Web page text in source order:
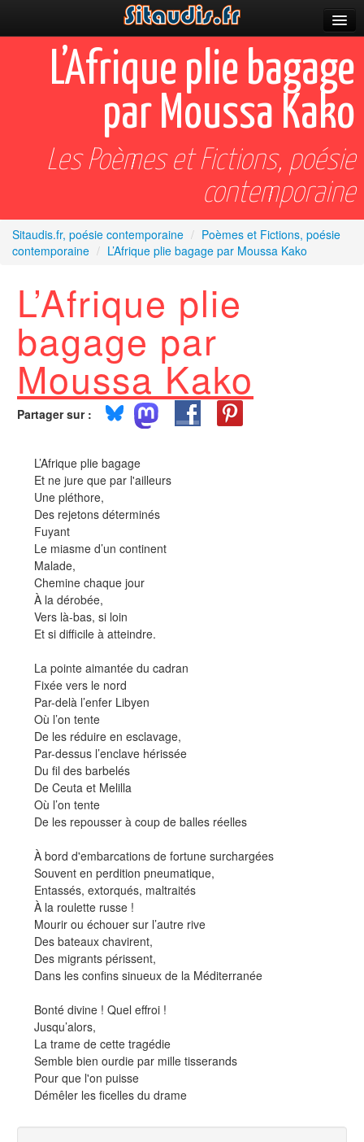
Parutions
Incitations
Poèmes et fictions
Apparitions
Célébrations
Prescriptions
Plus
L’Afrique plie bagage
par Moussa Kako
Les Poèmes et Fictions, poésie
contemporaine
Sitaudis.fr, poésie contemporaine / Poèmes et Fictions, poésie
contemporaine / L’Afrique plie bagage par Moussa Kako
L’Afrique plie
bagage par
Moussa Kako
Partager sur :
L’Afrique plie bagage
Et ne jure que par l'ailleurs
Une pléthore,
Des rejetons déterminés
Fuyant
Le miasme d’un continent
Malade,
Chemine chaque jour
À la dérobée,
Vers là-bas, si loin
Et si difficile à atteindre.
La pointe aimantée du cadran
Fixée vers le nord
Par-delà l’enfer Libyen
Où l’on tente
De les réduire en esclavage,
Par-dessus l’enclave hérissée
Du fil des barbelés
De Ceuta et Melilla
Où l’on tente
De les repousser à coup de balles réelles
À bord d'embarcations de fortune surchargées
Souvent en perdition pneumatique,
Entassés, extorqués, maltraités
À la roulette russe !
Mourir ou échouer sur l’autre rive
Des bateaux chavirent,
Des migrants périssent,
Dans les confins sinueux de la Méditerranée
Bonté divine ! Quel effroi !
Jusqu’alors,
La trame de cette tragédie
Semble bien ourdie par mille tisserands
Pour que l'on puisse
Démêler les ficelles du drame